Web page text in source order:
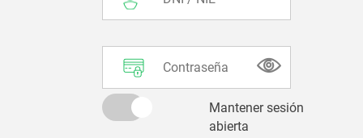
Mantener sesión
abierta